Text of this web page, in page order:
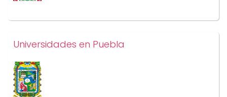
Universidades en Puebla